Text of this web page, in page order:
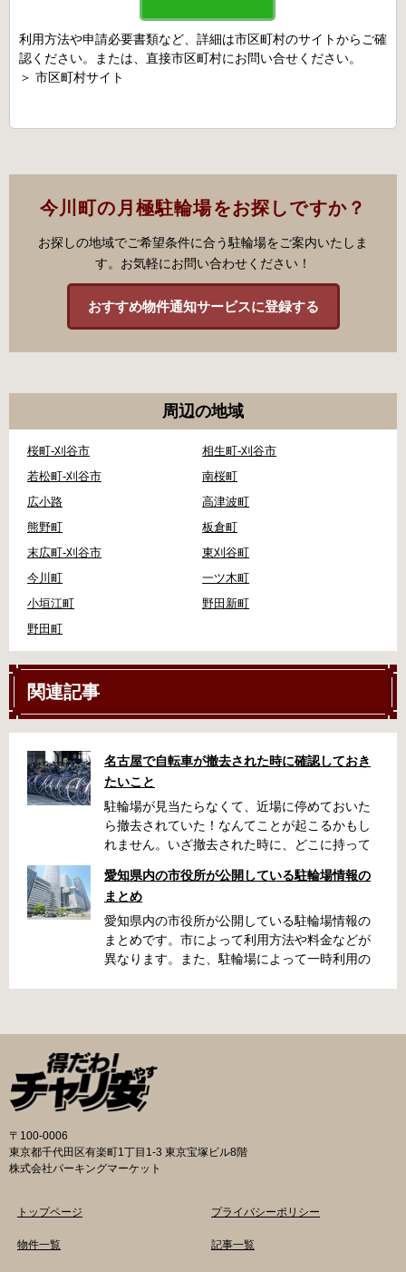
利用方法や申請必要書類など、詳細は市区町村のサイトからご確
認ください。または、直接市区町村にお問い合せください。
＞ 市区町村サイト
今川町の月極駐輪場をお探しですか？
お探しの地域でご希望条件に合う駐輪場をご案内いたしま
す。お気軽にお問い合わせください！
おすすめ物件通知サービスに登録する
周辺の地域
桜町-刈谷市
相生町-刈谷市
若松町-刈谷市
南桜町
広小路
高津波町
熊野町
板倉町
末広町-刈谷市
東刈谷町
今川町
一ツ木町
小垣江町
野田新町
野田町
関連記事
名古屋で自転車が撤去された時に確認しておき
たいこと
駐輪場が見当たらなくて、近場に停めておいた
ら撤去されていた！なんてことが起こるかもし
れません。いざ撤去された時に、どこに持って
名古屋周辺で自転車が撤去された時に知ってお
くと便利な情報をまとめました。 一宮市で撤去
された場合 一宮市役所 一宮駅・自転車一時保管
所 住所 一宮市栄4丁目6-11 電話 0586-71-7100
最寄駅 JR東海道本線尾張一宮駅より 徒歩4分 返
千種区吹上1丁目(若宮大通内) 電話 052-731-
8544 最寄駅 市バス「千早」下車、花田公園北
名古屋高速高架下より 徒歩2分 返還の際に必要
な書類 返還料 3,500円 自転車の鍵 身分証明証
印鑑 名古屋市HPはこちら 豊田市で撤去された
市朝日ケ丘6丁目74 電話 0565-34-5200 最寄駅
愛知環状鉄道線新上挙母駅より 徒歩15分 返還
放置自転車等引取通知書（郵送されている場
合 豊橋第一次保管所 住所 豊橋市駅前大通1丁目
愛知県内の市役所が公開している駐輪場情報の
まとめ
愛知県内の市役所が公開している駐輪場情報の
まとめです。市によって利用方法や料金などが
異なります。また、駐輪場によって一時利用の
の自転車駐輪場 利用方法 利用登録申請書の提出
詳しくは直接管理事務所へお尋ねください。 利
用料金 登録手数料 不要です。 定期利用料金 一
般：2,500円／月 大学生等：1,700円／月 高校
生以下：1,500円／月 一部の方は全額免除とな
障害者手帳をお持ちの方…等） 詳しくは、市役
所にお問い合わせください。 一時利用料金 1日
はこちら 一宮市の自転車駐輪場 利用方法 利用
尋ねください。 利用登録申請書の提出 事前に利
〒100-0006
東京都千代田区有楽町1丁目1-3 東京宝塚ビル8階
株式会社パーキングマーケット
トップページ
物件一覧
プライバシーポリシー
記事一覧